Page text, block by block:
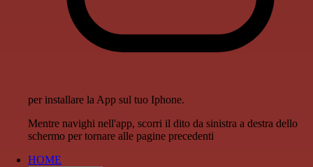
per installare la App sul tuo Iphone.
Mentre navighi nell'app, scorri il dito da sinistra a destra dello
schermo per tornare alle pagine precedenti
HOME